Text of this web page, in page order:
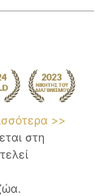
>>
στη